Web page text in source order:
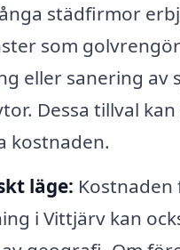
städfirmor
som
eller sanering av
Dessa tillval
kostnaden.
läge: Kostnaden
i Vittjärv kan